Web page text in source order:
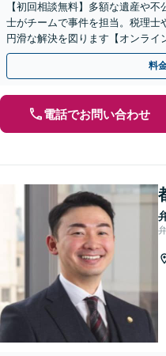
【初回相談無料】多額な遺産や
士がチームで事件を担当。税理士
円滑な解決を図ります【オンライ
料
電話でお問い合わせ